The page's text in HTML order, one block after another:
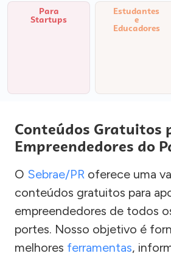
Para
Startups
Estudantes
e
Educadores
Conteúdos Gratuitos
Empreendedores do
O Sebrae/PR oferece uma
conteúdos gratuitos para
empreendedores de todos
portes. Nosso objetivo é
melhores ferramentas,